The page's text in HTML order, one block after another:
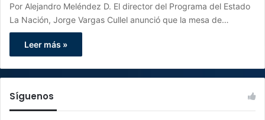
Por Alejandro Meléndez D. El director del Programa del Estado
La Nación, Jorge Vargas Cullel anunció que la mesa de…
Leer más »
Síguenos